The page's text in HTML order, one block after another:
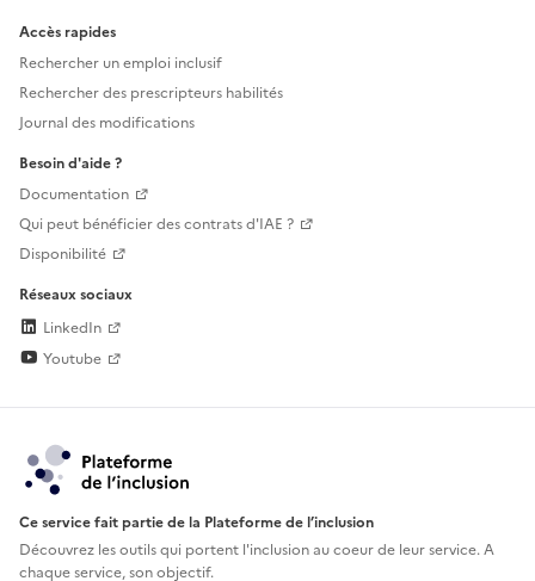
Accès rapides
Rechercher un emploi inclusif
Rechercher des prescripteurs habilités
Journal des modifications
Besoin d'aide ?
Documentation
Qui peut bénéficier des contrats d'IAE ?
Disponibilité
Réseaux sociaux
LinkedIn
Youtube
Ce service fait partie de la Plateforme de l’inclusion
Découvrez les outils qui portent l'inclusion aucoeur de leur service. A
chaque service, son objectif.